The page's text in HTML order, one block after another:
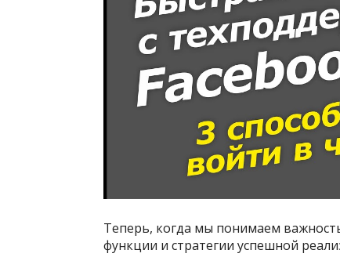
Теперь, когда мы понимаем
функции и стратегии успешной